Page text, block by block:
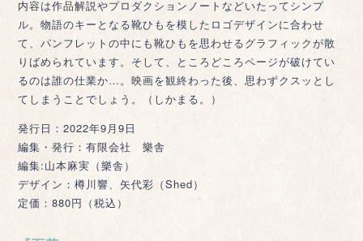
内容は作品解説やプロダクションノートなどいたってシンプ
ル。物語のキーとなる靴ひもを模したロゴデザインに合わせ
て、パンフレットの中にも靴ひもを思わせるグラフィックが散
りばめられています。そして、ところどころページが破けてい
るのは誰の仕業か…。映画を観終わった後、思わずクスッとし
てしまうことでしょう。（しかまる。）
発行日：2022年9月9日
編集・発行：有限会社 樂舎
編集:山本麻実（樂舎）
デザイン：樽川響、矢代彩（Shed）
定価：880円（税込）